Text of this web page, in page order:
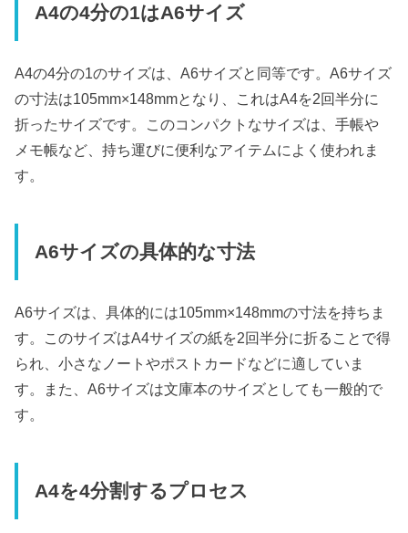
A4の4分の1はA6サイズ
A4の4分の1のサイズは、A6サイズと同等です。A6サイズ
の寸法は105mm×148mmとなり、これはA4を2回半分に
折ったサイズです。このコンパクトなサイズは、手帳や
メモ帳など、持ち運びに便利なアイテムによく使われま
す。
A6サイズの具体的な寸法
A6サイズは、具体的には105mm×148mmの寸法を持ちま
す。このサイズはA4サイズの紙を2回半分に折ることで得
られ、小さなノートやポストカードなどに適していま
す。また、A6サイズは文庫本のサイズとしても一般的で
す。
A4を4分割するプロセス